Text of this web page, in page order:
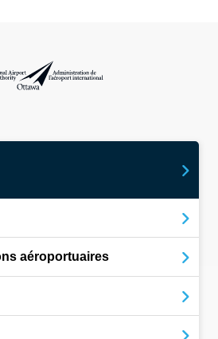
de l’aéroport international
aéroportuaires